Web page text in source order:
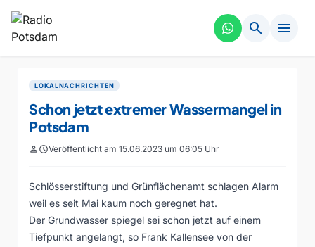
search menu
LOKALNACHRICHTEN
Schon jetzt extremer Wassermangel in
Potsdam
personscheduleVeröffentlicht am 15.06.2023 um 06:05 Uhr
Schlösserstiftung und Grünflächenamt schlagen Alarm
weil es seit Mai kaum noch geregnet hat.
Der Grundwasser spiegel sei schon jetzt auf einem
Tiefpunkt angelangt, so Frank Kallensee von der